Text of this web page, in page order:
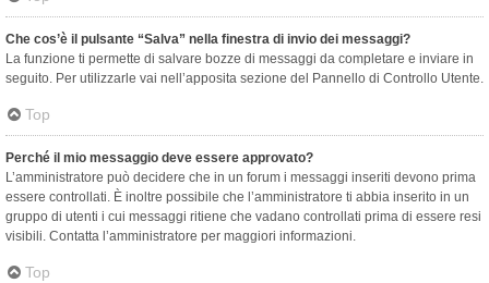
Che cos’è il pulsante “Salva” nella finestra di invio dei messaggi?
La funzione ti permette di salvare bozze di messaggi da completare e inviare in
seguito. Per utilizzarle vai nell’apposita sezione del Pannello di Controllo Utente.
Top
Perché il mio messaggio deve essere approvato?
L’amministratore può decidere che in un forum i messaggi inseriti devono prima
essere controllati. È inoltre possibile che l’amministratore ti abbia inserito in un
gruppo di utenti i cui messaggi ritiene che vadano controllati prima di essere resi
visibili. Contatta l’amministratore per maggiori informazioni.
Top